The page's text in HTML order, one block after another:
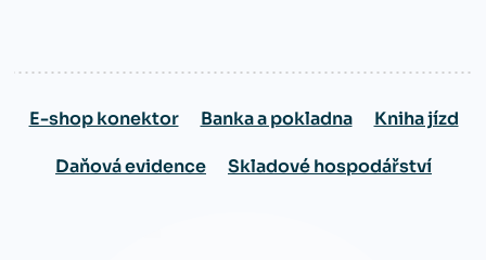
E-shop konektor Banka a pokladna Kniha jízd
Daňová evidence Skladové hospodářství